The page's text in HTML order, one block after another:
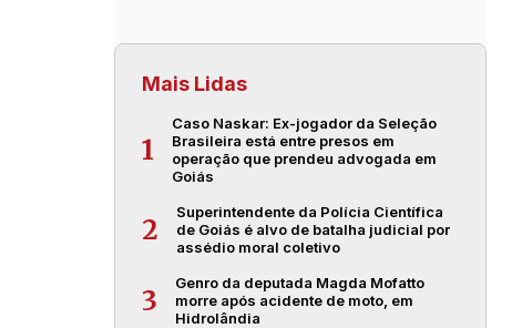
Mais Lidas
1
Caso Naskar: Ex-jogador da Seleção
Brasileira está entre presos em
operação que prendeu advogada em
Goiás
2
Superintendente da Polícia Científica
de Goiás é alvo de batalha judicial por
assédio moral coletivo
3
Genro da deputada Magda Mofatto
morre após acidente de moto, em
Hidrolândia